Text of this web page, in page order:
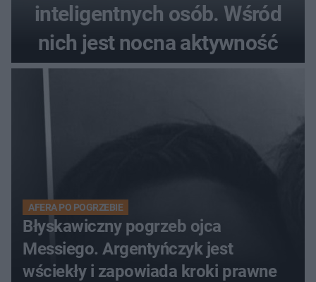
inteligentnych osób. Wśród
nich jest nocna aktywność
AFERA PO POGRZEBIE
Błyskawiczny pogrzeb ojca
Messiego. Argentyńczyk jest
wściekły i zapowiada kroki prawne